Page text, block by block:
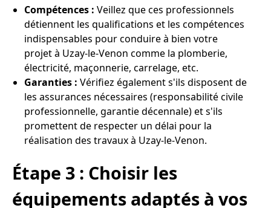
Compétences : Veillez que ces professionnels
détiennent les qualifications et les compétences
indispensables pour conduire à bien votre
projet à Uzay-le-Venon comme la plomberie,
électricité, maçonnerie, carrelage, etc.
Garanties : Vérifiez également s'ils disposent de
les assurances nécessaires (responsabilité civile
professionnelle, garantie décennale) et s'ils
promettent de respecter un délai pour la
réalisation des travaux à Uzay-le-Venon.
Étape 3 : Choisir les
équipements adaptés à vos